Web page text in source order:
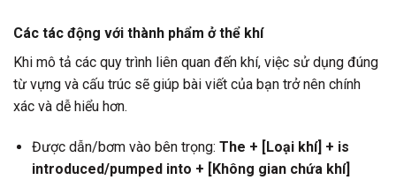
Các tác động với thành phẩm ở thể khí
Khi mô tả các quy trình liên quan đến khí, việc sử dụng đúng
từ vựng và cấu trúc sẽ giúp bài viết của bạn trở nên chính
xác và dễ hiểu hơn.
Được dẫn/bơm vào bên trọng: The + [Loại khí] + is
introduced/pumped into + [Không gian chứa khí]